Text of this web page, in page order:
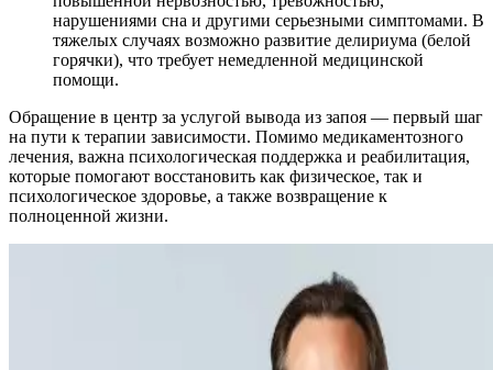
нарушениями сна и другими серьезными симптомами. В
тяжелых случаях возможно развитие делириума (белой
горячки), что требует немедленной медицинской
помощи.
Обращение в центр за услугой вывода из запоя — первый шаг
на пути к терапии зависимости. Помимо медикаментозного
лечения, важна психологическая поддержка и реабилитация,
которые помогают восстановить как физическое, так и
психологическое здоровье, а также возвращение к
полноценной жизни.